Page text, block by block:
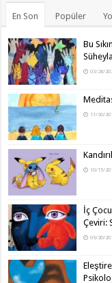
En Son Popüler
Bu
03/26/
11/30/
10/15/
İç
Çeviri:
09/20/